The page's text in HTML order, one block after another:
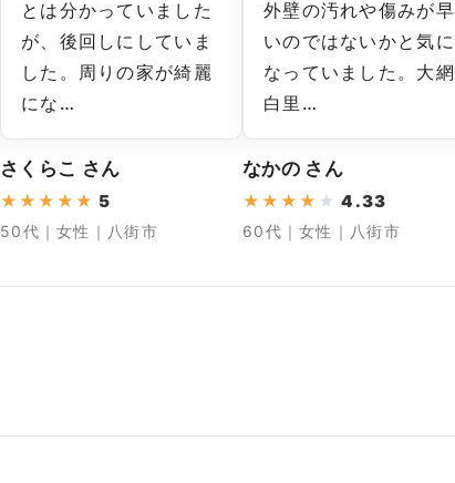
とは分かっていました
が、後回しにしていま
した。周りの家が綺麗
にな…
さくらこ さん
★ ★ ★ ★ ★ 5
50代｜女性｜八街市
外壁の汚れや傷みが早
いのではないかと気に
なっていました。大網
白里…
なかの さん
★ ★ ★ ★ ★ 4.33
60代｜女性｜八街市